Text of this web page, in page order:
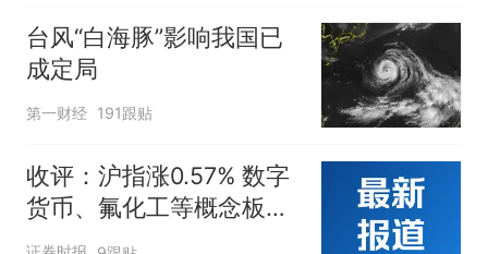
台风“白海豚”影响我国已
成定局
第一财经 191跟贴
收评：沪指涨0.57% 数字
货币、氟化工等概念板块
走强